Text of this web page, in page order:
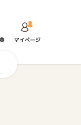
マイページ